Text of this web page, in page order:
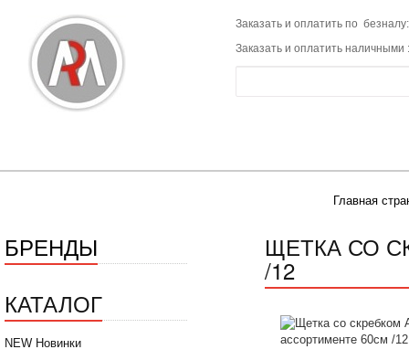
Заказать и оплатить по
Заказать и оплатить наличными
Главная
БРЕНДЫ
КАТАЛОГ
NEW Новинки
ЩЕТКА СО
/12